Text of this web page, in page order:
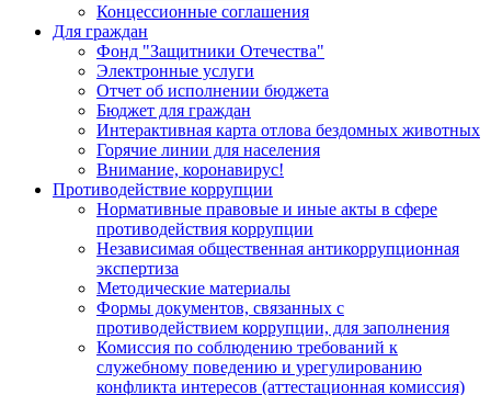
Концессионные соглашения
Для граждан
Фонд "Защитники Отечества"
Электронные услуги
Отчет об исполнении бюджета
Бюджет для граждан
Интерактивная карта отлова бездомных животных
Горячие линии для населения
Внимание, коронавирус!
Противодействие коррупции
Нормативные правовые и иные акты в сфере
противодействия коррупции
Независимая общественная антикоррупционная
экспертиза
Методические материалы
Формы документов, связанных с
противодействием коррупции, для заполнения
Комиссия по соблюдению требований к
служебному поведению и урегулированию
конфликта интересов (аттестационная комиссия)